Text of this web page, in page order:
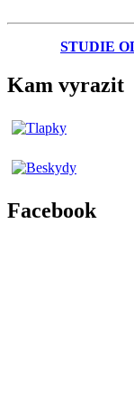
STUDIE
Kam vyrazit
Facebook